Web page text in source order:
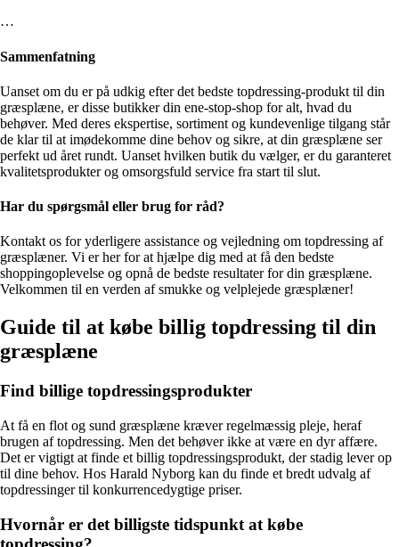
…
Sammenfatning
Uanset om du er på udkig efter det bedste topdressing-produkt til din
græsplæne, er disse butikker din ene-stop-shop for alt, hvad du
behøver. Med deres ekspertise, sortiment og kundevenlige tilgang står
de klar til at imødekomme dine behov og sikre, at din græsplæne ser
perfekt ud året rundt. Uanset hvilken butik du vælger, er du garanteret
kvalitetsprodukter og omsorgsfuld service fra start til slut.
Har du spørgsmål eller brug for råd?
Kontakt os for yderligere assistance og vejledning om topdressing af
græsplæner. Vi er her for at hjælpe dig med at få den bedste
shoppingoplevelse og opnå de bedste resultater for din græsplæne.
Velkommen til en verden af smukke og velplejede græsplæner!
Guide til at købe billig topdressing til din
græsplæne
Find billige topdressingsprodukter
At få en flot og sund græsplæne kræver regelmæssig pleje, heraf
brugen af topdressing. Men det behøver ikke at være en dyr affære.
Det er vigtigt at finde et billig topdressingsprodukt, der stadig lever op
til dine behov. Hos Harald Nyborg kan du finde et bredt udvalg af
topdressinger til konkurrencedygtige priser.
Hvornår er det billigste tidspunkt at købe